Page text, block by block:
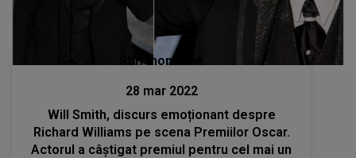
Stiri mondene
28 mar 2022
Will Smith, discurs emoționant despre
Richard Williams pe scena Premiilor Oscar.
Actorul a câștigat premiul pentru cel mai un